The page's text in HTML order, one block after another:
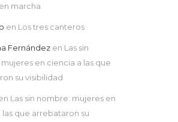
marcha
en Los tres canteros
Fernández en Las sin
en ciencia a las que
su visibilidad
Las sin nombre: mujeres en
las que arrebataron su